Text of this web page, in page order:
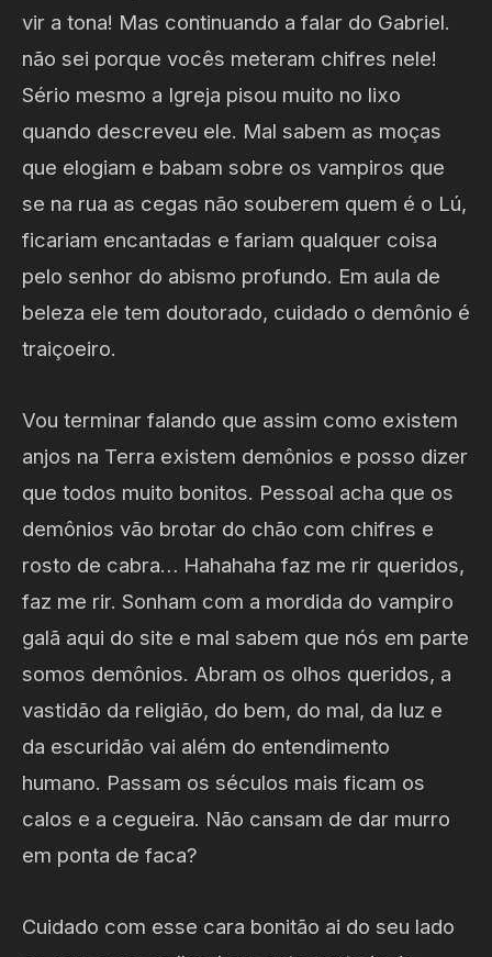
vir a tona! Mas continuando a falar do Gabriel.
não sei porque vocês meteram chifres nele!
Sério mesmo a Igreja pisou muito no lixo
quando descreveu ele. Mal sabem as moças
que elogiam e babam sobre os vampiros que
se na rua as cegas não souberem quem é o Lú,
ficariam encantadas e fariam qualquer coisa
pelo senhor do abismo profundo. Em aula de
beleza ele tem doutorado, cuidado o demônio é
traiçoeiro.
Vou terminar falando que assim como existem
anjos na Terra existem demônios e posso dizer
que todos muito bonitos. Pessoal acha que os
demônios vão brotar do chão com chifres e
rosto de cabra… Hahahaha faz me rir queridos,
faz me rir. Sonham com a mordida do vampiro
galã aqui do site e mal sabem que nós em parte
somos demônios. Abram os olhos queridos, a
vastidão da religião, do bem, do mal, da luz e
da escuridão vai além do entendimento
humano. Passam os séculos mais ficam os
calos e a cegueira. Não cansam de dar murro
em ponta de faca?
Cuidado com esse cara bonitão ai do seu lado